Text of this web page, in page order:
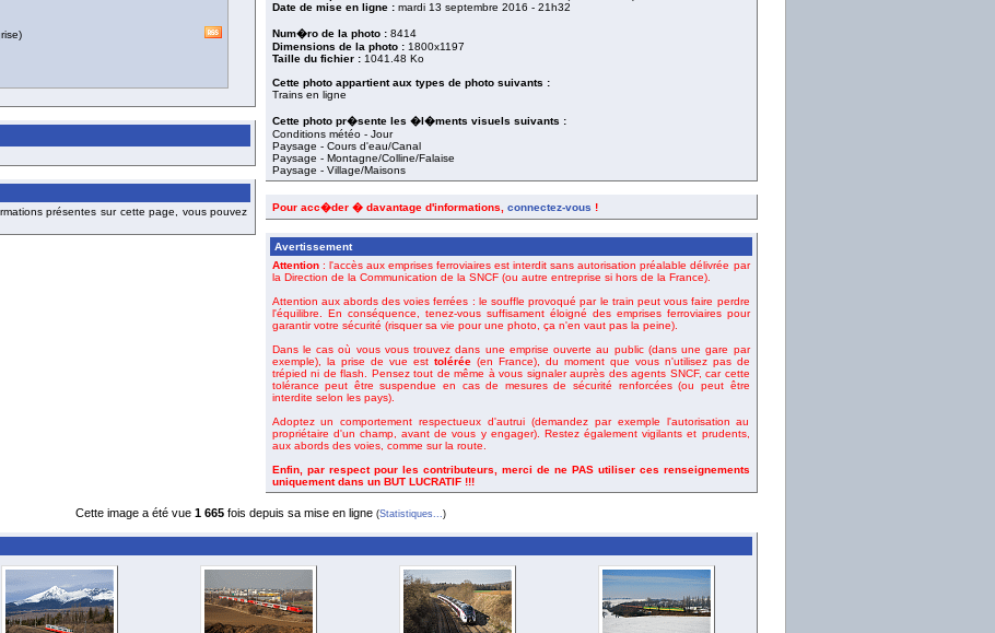
présentes sur cette page, vous pouvez
Date de mise en ligne : mardi 13 septembre 2016 - 21h32
Num�ro de la photo :8414
Dimensions de la photo :1800x1197
Taille du fichier :1041.48 Ko
Cette photo appartient aux types de photo suivants :
Trains en ligne
Cette photo pr�sente les �l�ments visuels suivants :
Conditions météo - Jour
Paysage - Cours d'eau/Canal
Paysage - Montagne/Colline/Falaise
Paysage - Village/Maisons
Pour acc�der � davantage d'informations, connectez-vous !
Avertissement
Attention: l'accès aux emprises ferroviaires est interdit sans autorisation préalable délivrée par
la Direction de la Communication de la SNCF (ou autre entreprise si hors de la France).
Attention aux abords des voies ferrées : le souffle provoqué par le train peut vous faire perdre
l'équilibre. En conséquence, tenez-vous suffisament éloigné des emprises ferroviaires pour
garantir votre sécurité (risquer sa vie pour une photo, ça n'en vaut pas la peine).
Dans le cas où vous vous trouvez dans une emprise ouverte au public (dans une gare par
exemple), la prise de vue est tolérée(en France), du moment que vous n'utilisez pas de
trépied ni de flash. Pensez tout de même à vous signaler auprès des agents SNCF, car cette
tolérance peut être suspendue en cas de mesures de sécurité renforcées (ou peut être
interdite selon les pays).
Adoptez un comportement respectueux d'autrui (demandez par exemple l'autorisation au
propriétaire d'un champ, avant de vous y engager). Restez également vigilants et prudents,
aux abords des voies, comme sur la route.
Enfin, par respect pour les contributeurs, merci de ne PAS utiliser ces renseignements
uniquement dans un BUT LUCRATIF !!!
Cette image a été vue 1 665fois depuis sa mise en ligne (Statistiques...)